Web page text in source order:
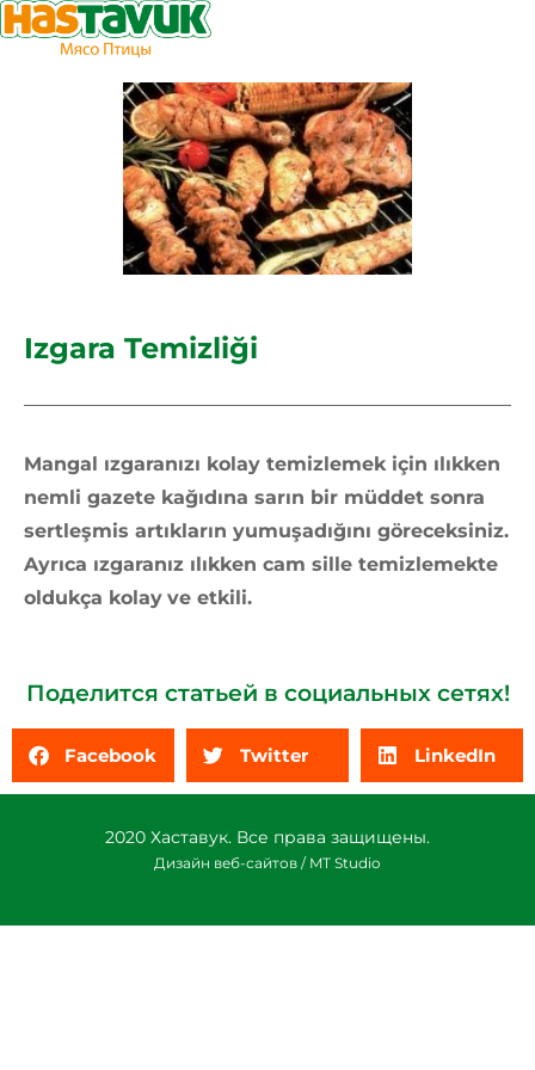
Izgara Temizliği
Mangal ızgaranızı kolay temizlemek için ılıkken
nemli gazete kağıdına sarın bir müddet sonra
sertleşmis artıkların yumuşadığını göreceksiniz.
Ayrıca ızgaranız ılıkken cam sille temizlemekte
oldukça kolay ve etkili.
Поделится статьей в социальных сетях!
Facebook Twitter LinkedIn
2020 Хаставук. Все права защищены.
Дизайн веб-сайтов / MT Studio